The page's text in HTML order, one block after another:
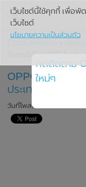
OPPO เปิดตัว
ประเทศอินเดีย
วันที่โพสต์: 27 มกราคม
เว็บไซต์นี้ใช้คุกกี้ เพื่อพั
เว็บไซต์
นโยบายความเป็นส่วนตัว
กดติดตาม
ใหม่ๆ